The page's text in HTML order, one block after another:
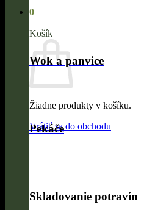
0
Košík
Žiadne produkty v košíku.
Vrátiť sa do obchodu
Wok a panvice
Pekáče
Skladovanie potravín